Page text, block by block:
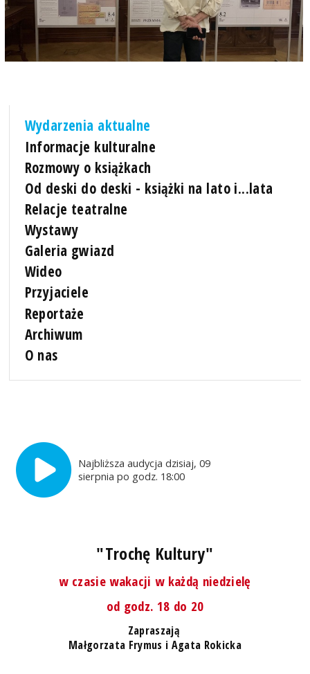
Wydarzenia aktualne
Informacje kulturalne
Rozmowy o książkach
Od deski do deski - książki na lato i...lata
Relacje teatralne
Wystawy
Galeria gwiazd
Wideo
Przyjaciele
Reportaże
Archiwum
O nas
Najbliższa audycja dzisiaj, 09
sierpnia po godz. 18:00
"Trochę Kultury"
w czasie wakacji w każdą niedzielę
od godz. 18 do 20
Zapraszają
Małgorzata Frymus i Agata Rokicka